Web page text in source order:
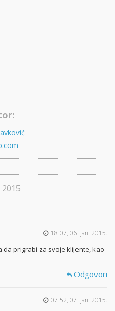
2015
18:07, 06. jan. 2015.
da prigrabi za svoje klijente, kao
Odgovori
07:52, 07. jan. 2015.